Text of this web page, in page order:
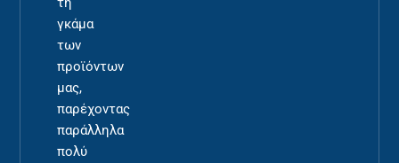
γκάμα
των
προϊόντων
μας,
παρέχοντας
παράλληλα
πολύ